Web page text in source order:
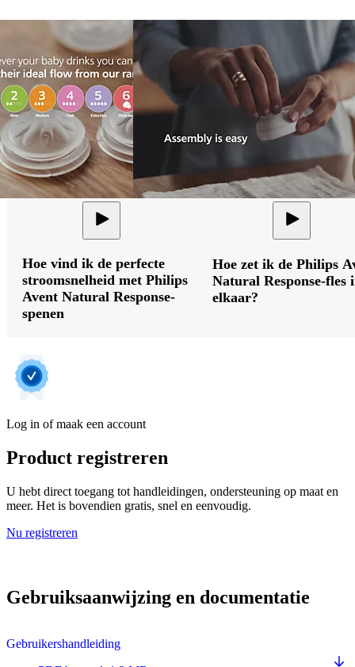
Hoe vind ik de perfecte
stroomsnelheid met Philips
Avent Natural Response-
spenen
Hoe zet ik de Philips
Natural Response-fles
elkaar?
Log in of maak een account
Product registreren
U hebt direct toegang tot handleidingen, ondersteuning op maat en
meer. Het is bovendien gratis, snel en eenvoudig.
Nu registreren
Gebruiksaanwijzing en documentatie
Gebruikershandleiding